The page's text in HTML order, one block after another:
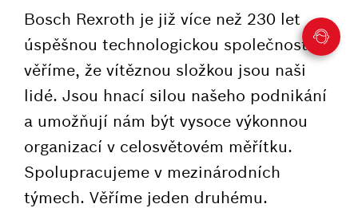
Bosch Rexroth je již více než 230 let
úspěšnou technologickou společností a
věříme, že vítěznou složkou jsou naši
lidé. Jsou hnací silou našeho podnikání
a umožňují nám být vysoce výkonnou
organizací v celosvětovém měřítku.
Spolupracujeme v mezinárodních
týmech. Věříme jeden druhému.